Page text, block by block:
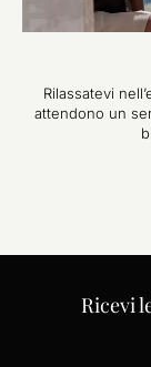
Rilassatevi
attendono un
Ricevi